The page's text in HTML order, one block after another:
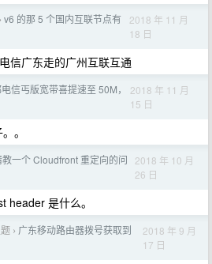
› v6 的那 5 个国内互联节点有
2018 年 11 月
18 日
信广东走的广州互联互通
信丐版宽带喜提速至 50M，
2018 年 11 月
15 日
。
教一个 Cloudfront 重定向的问
2018 年 10 月
26 日
header 是什么。
› 广东移动路由器拨号获取到
2018 年 9 月
17 日